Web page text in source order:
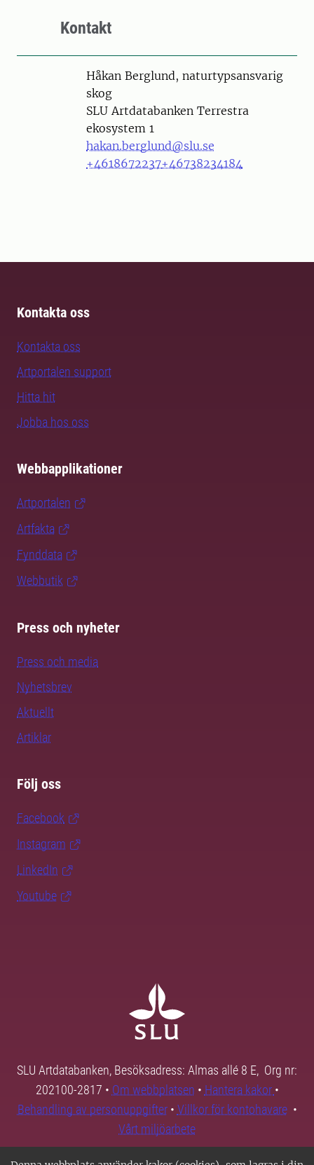
Kontakt
PersonHåkan Berglund, naturtypsansvarig
skog
SLU Artdatabanken Terrestra
ekosystem 1
hakan.berglund@slu.se
+4618672237+46738234184
Kontakta oss
Kontakta oss
Artportalen support
Hitta hit
Jobba hos oss
Webbapplikationer
Artportalen
Artfakta
Fynddata
Webbutik
Press och nyheter
Press och media
Nyhetsbrev
Aktuellt
Artiklar
Följ oss
Facebook
Instagram
LinkedIn
Youtube
SLU Artdatabanken, Besöksadress: Almas allé 8 E, Org nr:
202100-2817 • Om webbplatsen • Hantera kakor •
Behandling av personuppgifter• Villkor för kontohavare•
Vårt miljöarbete